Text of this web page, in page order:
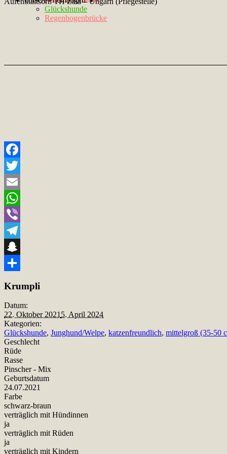
Glückshunde
Regenbogenbrücke
Facebook
Twitter
Email
WhatsApp
Viber
Telegram
Snapchat
Krumpli
Datum:
22. Oktober 2021 5. April 2024
Kategorien:
Glückshunde, Junghund/Welpe, katzenfreundlich, mittelgroß (35-50
Geschlecht
Rüde
Rasse
Pinscher - Mix
Geburtsdatum
24.07.2021
Farbe
schwarz-braun
verträglich mit Hündinnen
ja
verträglich mit Rüden
ja
verträglich mit Kindern